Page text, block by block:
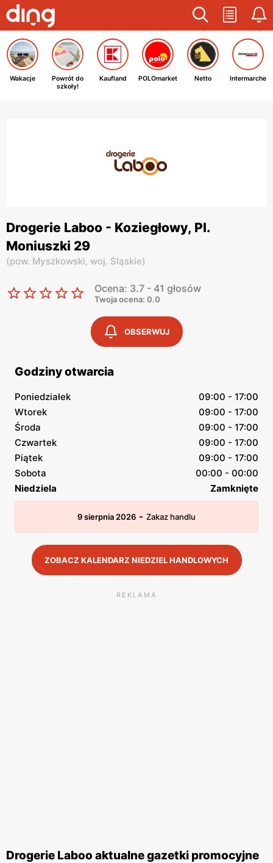
Wakacje
Powrót do
szkoły!
Kaufland POLOmarket Netto Intermarche
Drogerie Laboo - Koziegłowy, Pl.
Moniuszki 29
(pow. Myszkowski, woj. Śląskie)
Ocena: 3.7 - 41 głosów
Twoja ocena: 0.0
OBSERWUJ
Godziny otwarcia
Poniedziałek
09:00 - 17:00
Wtorek
09:00 - 17:00
Środa
09:00 - 17:00
Czwartek
09:00 - 17:00
Piątek
09:00 - 17:00
Sobota
00:00 - 00:00
Niedziela
Zamknięte
9 sierpnia 2026 - Zakaz handlu
ZOBACZ KALENDARZ NIEDZIEL HANDLOWYCH
REKLAMA
Drogerie Laboo aktualne gazetki promocyjne